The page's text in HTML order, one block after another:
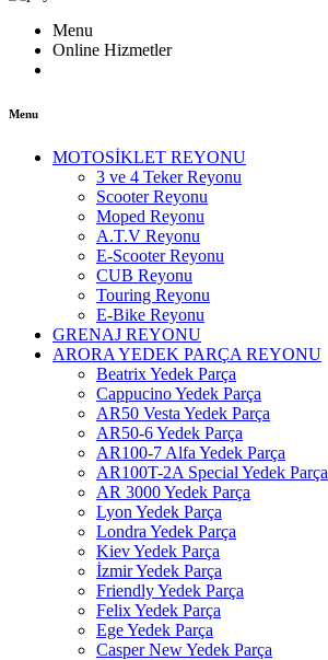
Menu
Online Hizmetler
Menu
MOTOSİKLET REYONU
3 ve 4 Teker Reyonu
Scooter Reyonu
Moped Reyonu
A.T.V Reyonu
E-Scooter Reyonu
CUB Reyonu
Touring Reyonu
E-Bike Reyonu
GRENAJ REYONU
ARORA YEDEK PARÇA REYONU
Beatrix Yedek Parça
Cappucino Yedek Parça
AR50 Vesta Yedek Parça
AR50-6 Yedek Parça
AR100-7 Alfa Yedek Parça
AR100T-2A Special Yedek Parça
AR 3000 Yedek Parça
Lyon Yedek Parça
Londra Yedek Parça
Kiev Yedek Parça
İzmir Yedek Parça
Friendly Yedek Parça
Felix Yedek Parça
Ege Yedek Parça
Casper New Yedek Parça